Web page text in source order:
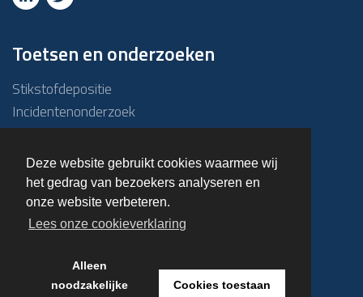
Deze website gebruikt cookies waarmee wij
het gedrag van bezoekers analyseren en
onze website verbeteren.
Lees onze cookieverklaring
Alleen
noodzakelijke
Cookies toestaan
Toetsen en onderzoeken
Stikstofdepositie
Incidentenonderzoek
Due diligence
ABM-toets
Emissie – Immissietoets
Haalbaarheidsonderzoek
Overige onderzoeken
© 2023 Kuiper & Burger